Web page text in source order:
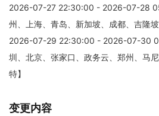
2026-07-27 22:30:00 - 2026-07-28
州、上海、青岛、新加坡、成都、吉隆
2026-07-29 22:30:00 - 2026-07-30
圳、北京、张家口、政务云、郑州、马
特】
变更内容